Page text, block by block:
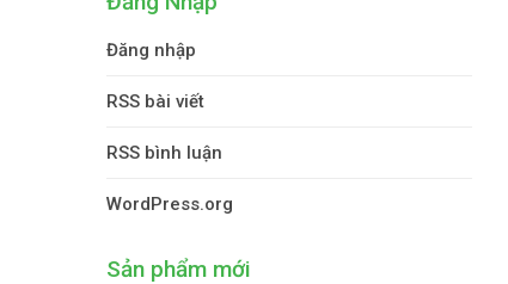
Đăng nhập
RSS bài viết
RSS bình luận
WordPress.org
Sản phẩm mới